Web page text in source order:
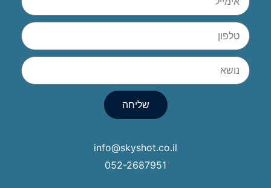
שליחה
info@skyshot.co.il
052-2687951